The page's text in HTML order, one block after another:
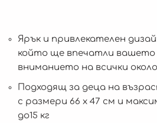
Ярък и привлекателен
който ще впечатли вашето
вниманието на всички около
Подходящ за деца на
с размери 66 x 47 см и
до15 кг